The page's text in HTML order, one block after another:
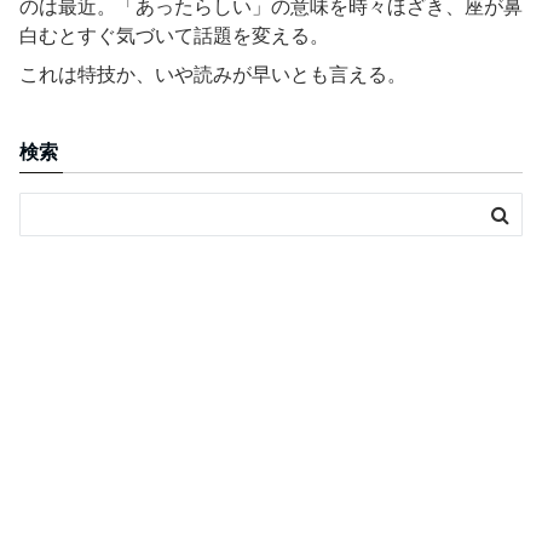
のは最近。「あったらしい」の意味を時々ほざき、座が鼻
白むとすぐ気づいて話題を変える。
これは特技か、いや読みが早いとも言える。
検索